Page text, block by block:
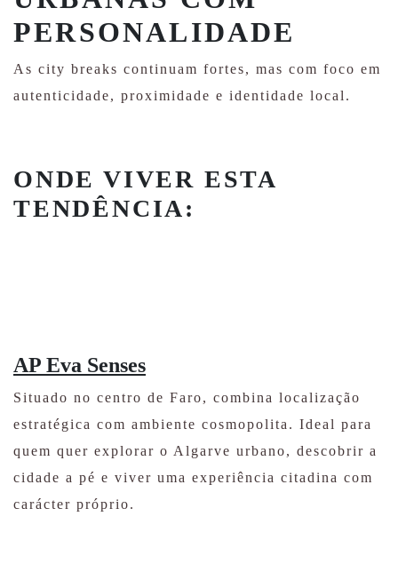
PERSONALIDADE
As city breaks continuam fortes, mas com foco em
autenticidade, proximidade e identidade local.
ONDE VIVER ESTA
TENDÊNCIA:
AP Eva Senses
Situado no centro de Faro, combina localização
estratégica com ambiente cosmopolita. Ideal para
quem quer explorar o Algarve urbano, descobrir a
cidade a pé e viver uma experiência citadina com
carácter próprio.